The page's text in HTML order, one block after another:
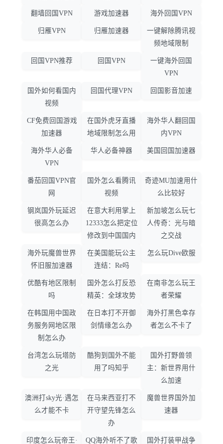
翻墙回国VPN 游戏加速器 海外回国VPN
归雁VPN 归雁加速器
一键解除腾讯视
频地域限制
回国VPN推荐 回国VPN
一键海外回国
VPN
国外如何看国内
视频
回国代理VPN 回国影音加速
CF免费回国游戏
加速器
在国外虎牙直播
地域限制怎么用
海外华人翻回国
内VPN
海外华人必备
VPN
华人必备神器 美国回国加速器
番茄回国VPN官
网
国外怎么看腾讯
视频
奇迹MU加速用什
么比较好
钢岚国外玩延迟
很高怎么办
在意大利用掌上
12333怎么把定位
修改到中国国内
新加坡怎么玩七
人传奇：光与暗
之交战
海外玩魔兽世界
怀旧服加速器
在美国能玩公主
连结：Re吗
怎么玩Dive欧服
优酷有地区限制
吗
国外怎么打反恐
精英：全球攻势
在南非怎么玩王
者荣耀
在韩国用中国政
务服务网地区限
制怎么办
在日本打不开御
剑情缘怎么办
海外打黑色幸存
者怎么不卡了
台湾怎么玩塔防
之光
酷狗到国外不能
用了吗知乎
国外打野兽领
主：新世界用什
么加速
澳洲打sky光·遇怎
么才能不卡
在马来西亚打不
开守望先锋怎么
办
魔兽世界国外加
速器
印度怎么玩帝王· QQ海外听不了歌 国外打装甲战争